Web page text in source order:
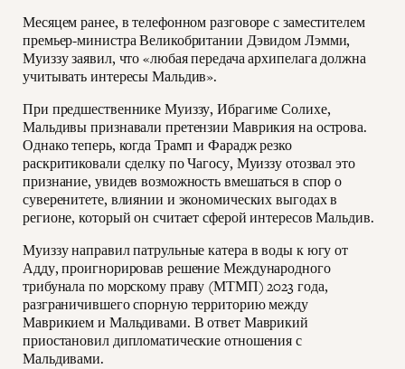
Месяцем ранее, в телефонном разговоре с заместителем
премьер-министра Великобритании Дэвидом Лэмми,
Муиззу заявил, что «любая передача архипелага должна
учитывать интересы Мальдив».
При предшественнике Муиззу, Ибрагиме Солихе,
Мальдивы признавали претензии Маврикия на острова.
Однако теперь, когда Трамп и Фарадж резко
раскритиковали сделку по Чагосу, Муиззу отозвал это
признание, увидев возможность вмешаться в спор о
суверенитете, влиянии и экономических выгодах в
регионе, который он считает сферой интересов Мальдив.
Муиззу направил патрульные катера в воды к югу от
Адду, проигнорировав решение Международного
трибунала по морскому праву (МТМП) 2023 года,
разграничившего спорную территорию между
Маврикием и Мальдивами. В ответ Маврикий
приостановил дипломатические отношения с
Мальдивами.